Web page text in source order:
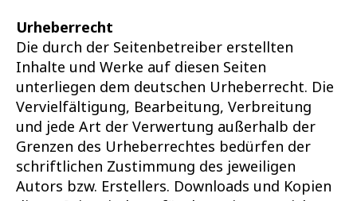
Urheberrecht
Die durch der Seitenbetreiber erstellten
Inhalte und Werke auf diesen Seiten
unterliegen dem deutschen Urheberrecht. Die
Vervielfältigung, Bearbeitung, Verbreitung
und jede Art der Verwertung außerhalb der
Grenzen des Urheberrechtes bedürfen der
schriftlichen Zustimmung des jeweiligen
Autors bzw. Erstellers. Downloads und Kopien